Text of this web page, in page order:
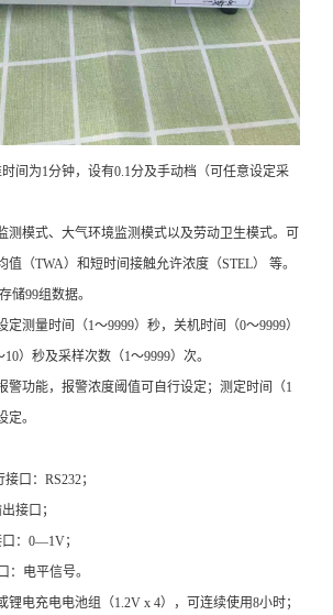
间为1分钟，设有0.1分及手动档（可任意设定采
测模式、大气环境监测模式以及劳动卫生模式。可
值（TWA）和短时间接触允许浓度（STEL） 等。
储99组数据。
定测量时间（1～9999）秒，关机时间（0～9999）
）秒及采样次数（1～9999）次。
警功能，报警浓度阈值可自行设定；测定时间（1
定。
口：RS232；
接口；
口：0—1V；
：电平信号。
电充电电池组（1.2V x 4），可连续使用8小时；